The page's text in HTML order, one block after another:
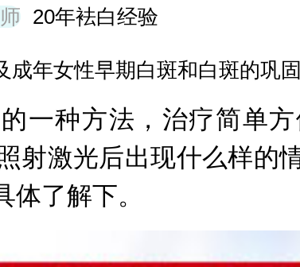
王树申
擅长：节段型、寻
种方法，治疗简单方
射激光后出现什么样的
了解下。